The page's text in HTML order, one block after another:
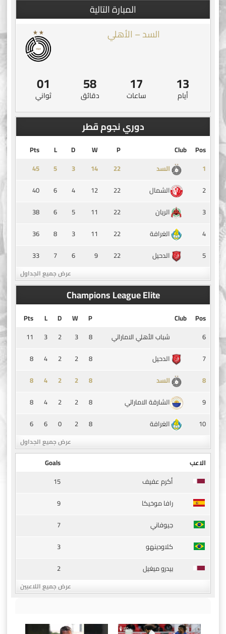
المبارة التالية
السد – الأهلي
13
أيام
17
ساعات
58
دقائق
01
ثواني
دوري نجوم قطر
Pos
Club
P
W
D
L
Pts
1
السد ‏22
14
3
5
45
2
الشمال 22
12
4
6
40
3
الريان 22
11
5
6
38
4
الغرافة 22
11
3
8
36
5
الدحيل 22
9
6
7
33
عرض جميع الجداول
Champions League Elite
Pos
Club
P
W
D
L
Pts
6
شباب الأهلي الاماراتي 8
3
2
3
11
7
الدحيل 8
2
2
4
8
8
السد 8
2
2
4
8
9
الشارقة الاماراتي 8
2
2
4
8
10
الغرافة 8
2
0
6
6
عرض جميع الجداول
الاعب
Goals
أكرم عفيف
15
رافا موخيكا
9
جيوفاني
7
كلاودينهو
3
بيدرو ميغيل
2
عرض جميع اللاعبين